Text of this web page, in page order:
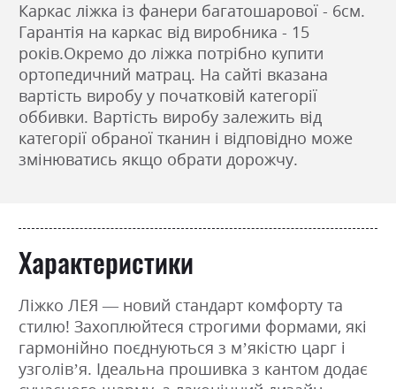
Каркас ліжка із фанери багатошарової - 6см.
Гарантія на каркас від виробника - 15
років.Окремо до ліжка потрібно купити
ортопедичний матрац. На сайті вказана
вартість виробу у початковій категорії
оббивки. Вартість виробу залежить від
категорії обраної тканин і відповідно може
змінюватись якщо обрати дорожчу.
Характеристики
Ліжко ЛЕЯ — новий стандарт комфорту та
стилю! Захоплюйтеся строгими формами, які
гармонійно поєднуються з м’якістю царг і
узголів’я. Ідеальна прошивка з кантом додає